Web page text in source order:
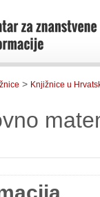
> Knjižnice u